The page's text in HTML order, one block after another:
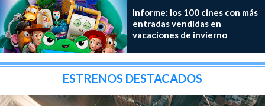
Informe: los 100 cines con más
entradas vendidas en
vacaciones de invierno
ESTRENOS DESTACADOS